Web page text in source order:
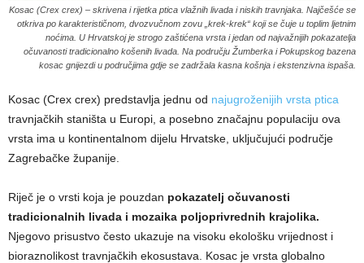
Kosac (Crex crex) – skrivena i rijetka ptica vlažnih livada i niskih travnjaka. Najčešće se
otkriva po karakterističnom, dvozvučnom zovu „krek-krek“ koji se čuje u toplim ljetnim
noćima. U Hrvatskoj je strogo zaštićena vrsta i jedan od najvažnijih pokazatelja
očuvanosti tradicionalno košenih livada. Na području Žumberka i Pokupskog bazena
kosac gnijezdi u područjima gdje se zadržala kasna košnja i ekstenzivna ispaša.
Kosac (Crex crex) predstavlja jednu od najugroženijih vrsta ptica
travnjačkih staništa u Europi, a posebno značajnu populaciju ova
vrsta ima u kontinentalnom dijelu Hrvatske, uključujući područje
Zagrebačke županije.
Riječ je o vrsti koja je pouzdan pokazatelj očuvanosti
tradicionalnih livada i mozaika poljoprivrednih krajolika.
Njegovo prisustvo često ukazuje na visoku ekološku vrijednost i
bioraznolikost travnjačkih ekosustava. Kosac je vrsta globalno